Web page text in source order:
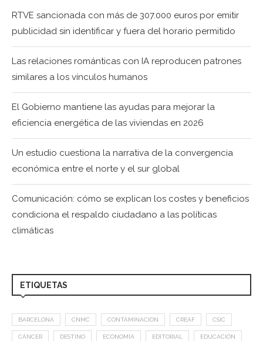
RTVE sancionada con más de 307.000 euros por emitir
publicidad sin identificar y fuera del horario permitido
Las relaciones románticas con IA reproducen patrones
similares a los vínculos humanos
El Gobierno mantiene las ayudas para mejorar la
eficiencia energética de las viviendas en 2026
Un estudio cuestiona la narrativa de la convergencia
económica entre el norte y el sur global
Comunicación: cómo se explican los costes y beneficios
condiciona el respaldo ciudadano a las políticas
climáticas
ETIQUETAS
BARCELONA CNMC CONTAMINACIÓN CREAF CSIC
CÁNCER DESTINO ECONOMÍA EDITORIAL EDUCACIÓN